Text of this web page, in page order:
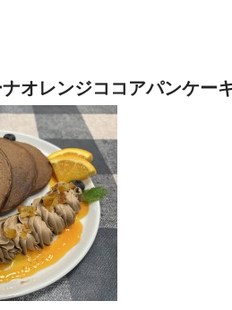
オレンジココアパンケー